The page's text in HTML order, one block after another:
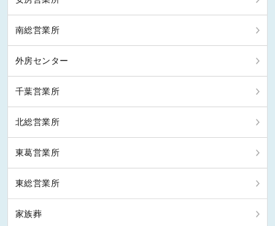
南総営業所
外房センター
千葉営業所
北総営業所
東葛営業所
東総営業所
家族葬